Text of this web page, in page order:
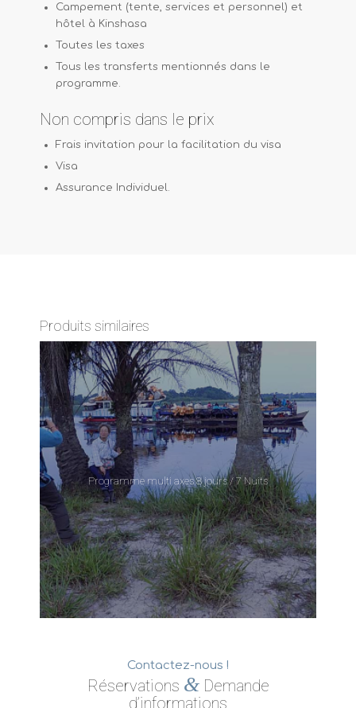
Campement (tente, services et personnel) et
hôtel à Kinshasa
Toutes les taxes
Tous les transferts mentionnés dans le
programme.
Non compris dans le prix
Frais invitation pour la facilitation du visa
Visa
Assurance Individuel.
Produits similaires
Programme multi axes 8 jours / 7 Nuits
Contactez-nous !
Réservations &Demande
d’informations